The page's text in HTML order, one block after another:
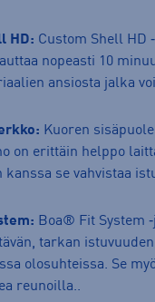
HD: Custom Shell HD
nopeasti 10
ansiosta jalka
Kuoren
on erittäin helppo
kanssa se vahvistaa
Boa® Fit System
tarkan
olosuhteissa. Se
reunoilla..